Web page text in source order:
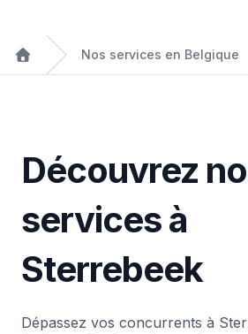
Nos services en Belgique
Découvrez
services à
Sterrebeek
Dépassez vos concurrents à